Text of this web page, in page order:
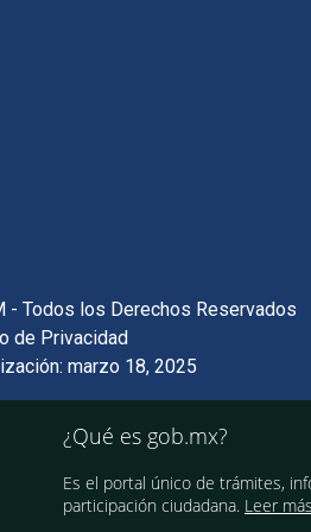
- Todos los Derechos Reservados
de Privacidad
marzo 18, 2025
¿Qué es gob.mx?
Es el portal único de trámites,
participación ciudadana. Leer más